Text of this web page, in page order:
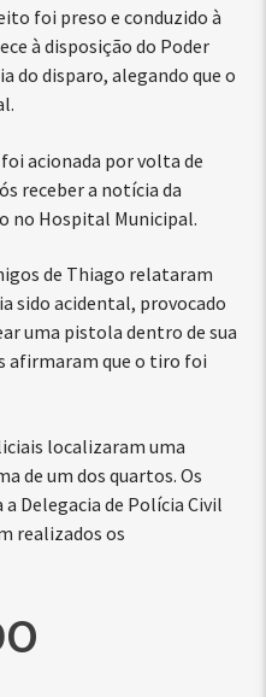
foi preso e conduzido à
à disposição do Poder
do disparo, alegando que o
acionada por volta de
receber a notícia da
no Hospital Municipal.
de Thiago relataram
sido acidental, provocado
uma pistola dentro de sua
afirmaram que o tiro foi
localizaram uma
de um dos quartos. Os
Delegacia de Polícia Civil
realizados os